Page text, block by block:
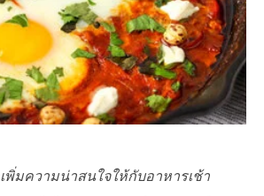
พิ่มความน่าสนใจให้กับอาหารเช้า